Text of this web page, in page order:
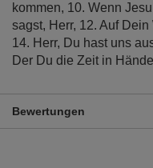
kommen, 10. Wenn
sagst, Herr, 12. Auf
14. Herr, Du hast uns
Der Du die Zeit in
Bewertungen